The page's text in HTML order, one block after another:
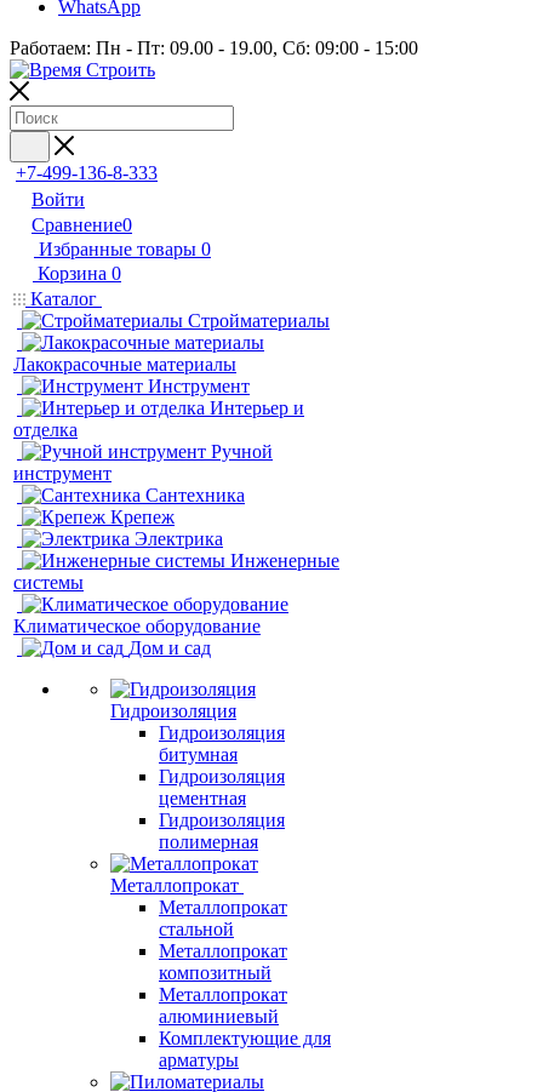
WhatsApp
Работаем: Пн - Пт: 09.00 - 19.00, Сб: 09:00 - 15:00
+7-499-136-8-333
Войти
Сравнение0
Избранные товары 0
Корзина 0
Каталог
Стройматериалы
Лакокрасочные материалы
Инструмент
Интерьер и
отделка
Ручной
инструмент
Сантехника
Крепеж
Электрика
Инженерные
системы
Климатическое оборудование
Дом и сад
Гидроизоляция
Гидроизоляция
битумная
Гидроизоляция
цементная
Гидроизоляция
полимерная
Металлопрокат
Металлопрокат
стальной
Металлопрокат
композитный
Металлопрокат
алюминиевый
Комплектующие для
арматуры